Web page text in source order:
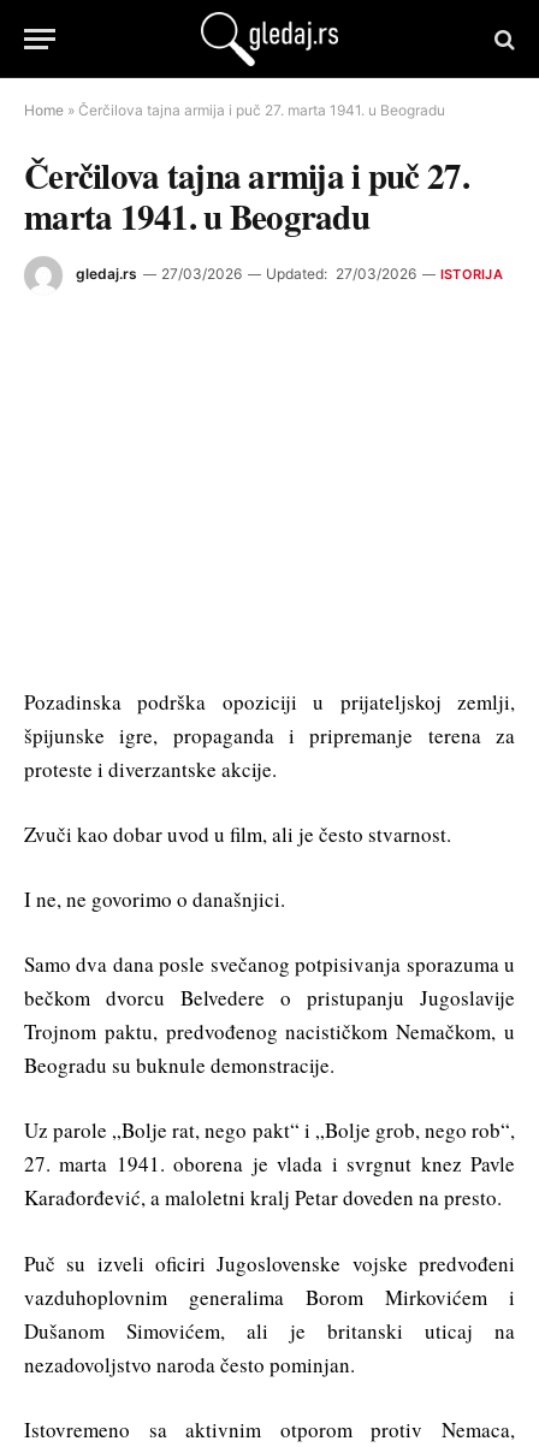
Home » Čerčilova tajna armija i puč 27. marta 1941. u Beogradu
Čerčilova tajna armija i puč 27.
marta 1941. u Beogradu
gledaj.rs 27/03/2026 Updated: 27/03/2026 ISTORIJA
Pozadinska podrška opoziciji u prijateljskoj zemlji,
špijunske igre, propaganda i pripremanje terena za
proteste i diverzantske akcije.
Zvuči kao dobar uvod u film, ali je često stvarnost.
I ne, ne govorimo o današnjici.
Samo dva dana posle svečanog potpisivanja sporazuma u
bečkom dvorcu Belvedere o pristupanju Jugoslavije
Trojnom paktu, predvođenog nacističkom Nemačkom, u
Beogradu su buknule demonstracije.
Uz parole „Bolje rat, nego pakt“ i „Bolje grob, nego rob“,
27. marta 1941. oborena je vlada i svrgnut knez Pavle
Karađorđević, a maloletni kralj Petar doveden na presto.
Puč su izveli oficiri Jugoslovenske vojske predvođeni
vazduhoplovnim generalima Borom Mirkovićem i
Dušanom Simovićem, ali je britanski uticaj na
nezadovoljstvo naroda često pominjan.
Istovremeno sa aktivnim otporom protiv Nemaca,